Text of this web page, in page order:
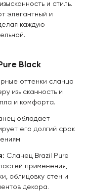
и стиль.
элегантный и
каждую
Black
оттенки сланца
изысканность и
и комфорта.
обладает
его долгий срок
Сланец Brazil Pure
применения,
облицовку стен и
декора.